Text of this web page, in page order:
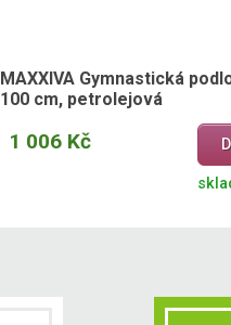
MAXXIVA Gymnastická
100 cm, petrolejová
1 006 Kč